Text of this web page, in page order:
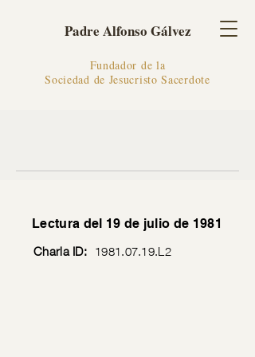
Padre Alfonso Gálvez
Fundador de la
Sociedad de Jesucristo Sacerdote
Lectura del 19 de julio de 1981
Charla ID: 1981.07.19.L2